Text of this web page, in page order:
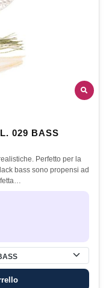
029 BASS
Perfetto per la
bass sono propensi ad